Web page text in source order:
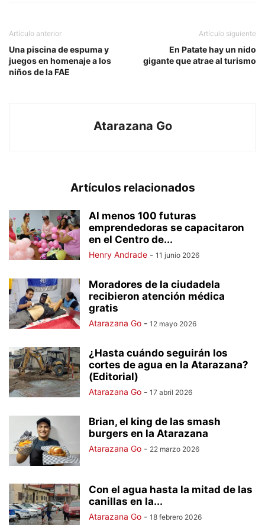
Artículo anterior
Una piscina de espuma y
juegos en homenaje a los
niños de la FAE
Artículo siguiente
En Patate hay un nido
gigante que atrae al turismo
Atarazana Go
Artículos relacionados
Al menos 100 futuras
emprendedoras se capacitaron
en el Centro de...
Henry Andrade - 11 junio 2026
Moradores de la ciudadela
recibieron atención médica
gratis
Atarazana Go - 12 mayo 2026
¿Hasta cuándo seguirán los
cortes de agua en la Atarazana?
(Editorial)
Atarazana Go - 17 abril 2026
Brian, el king de las smash
burgers en la Atarazana
Atarazana Go - 22 marzo 2026
Con el agua hasta la mitad de las
canillas en la...
Atarazana Go - 18 febrero 2026